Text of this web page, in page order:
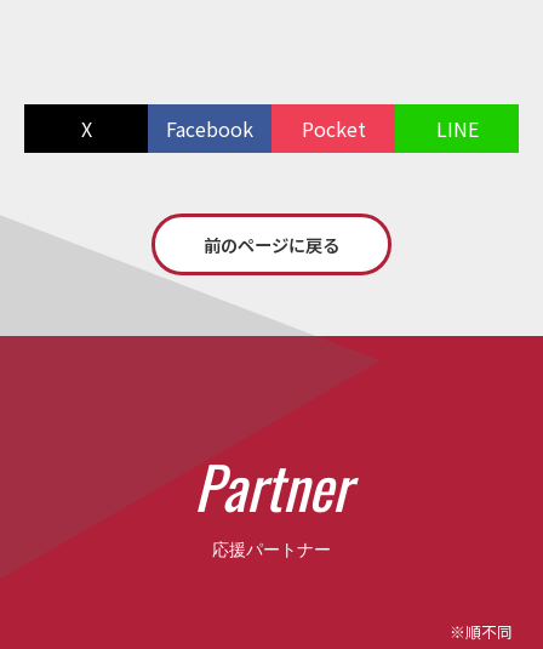
X Facebook Pocket LINE
前のページに戻る
Partner
応援パートナー
※順不同